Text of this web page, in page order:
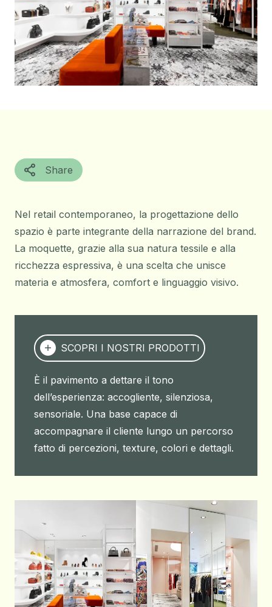
Share
Nel retail contemporaneo, la progettazione dello
spazio è parte integrante della narrazione del brand.
La moquette, grazie alla sua natura tessile e alla
ricchezza espressiva, è una scelta che unisce
materia e atmosfera, comfort e linguaggio visivo.
SCOPRI I NOSTRI PRODOTTI
È il pavimento a dettare il tono
dell’esperienza: accogliente, silenziosa,
sensoriale. Una base capace di
accompagnare il cliente lungo un percorso
fatto di percezioni, texture, colori e dettagli.